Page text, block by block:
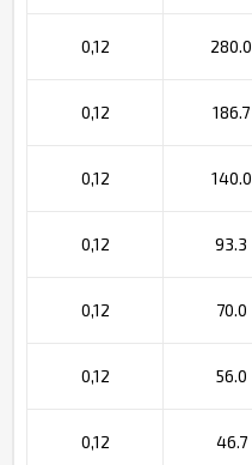
0,12 280.0
0,12 186.7
0,12 140.0
0,12 93.3
0,12 70.0
0,12 56.0
0,12 46.7